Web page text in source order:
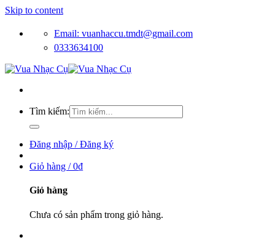
Skip to content
Email: vuanhaccu.tmdt@gmail.com
0333634100
Tìm kiếm:
Đăng nhập / Đăng ký
Giỏ hàng /0₫
Giỏ hàng
Chưa có sản phẩm trong giỏ hàng.